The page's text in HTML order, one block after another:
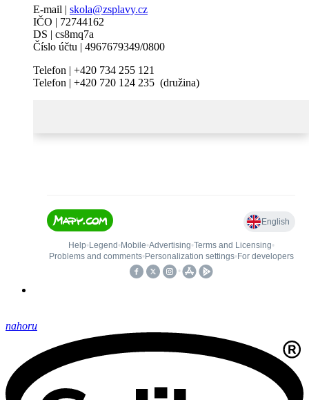
E-mail | skola@zsplavy.cz
IČO | 72744162
DS | cs8mq7a
Číslo účtu | 4967679349/0800
Telefon | +420 734 255 121
Telefon | +420 720 124 235 (družina)
nahoru